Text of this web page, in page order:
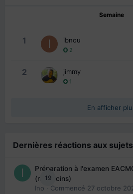
Semaine
1 ibnou
2
2 jimmy
1
En afficher
Dernières réactions aux sujets
19
Préparation à l'examen
(médecins)
Ino · Commencé 27 octobre